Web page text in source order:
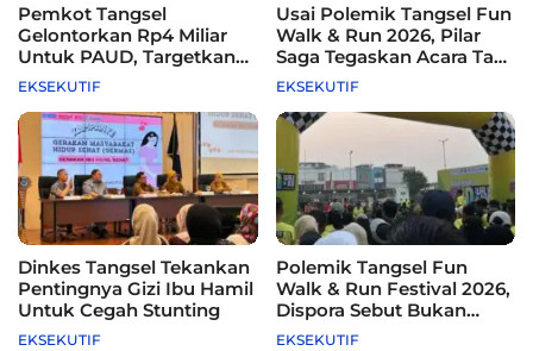
Pemkot Tangsel
Gelontorkan Rp4 Miliar
Untuk PAUD, Targetkan
115 Sekolah
EKSEKUTIF
Usai Polemik Tangsel Fun
Walk & Run 2026, Pilar
Saga Tegaskan Acara Tak
Difasilitasi Pemkot
EKSEKUTIF
Dinkes Tangsel Tekankan
Pentingnya Gizi Ibu Hamil
Untuk Cegah Stunting
EKSEKUTIF
Polemik Tangsel Fun
Walk & Run Festival 2026,
Dispora Sebut Bukan
Agenda Pemkot
EKSEKUTIF